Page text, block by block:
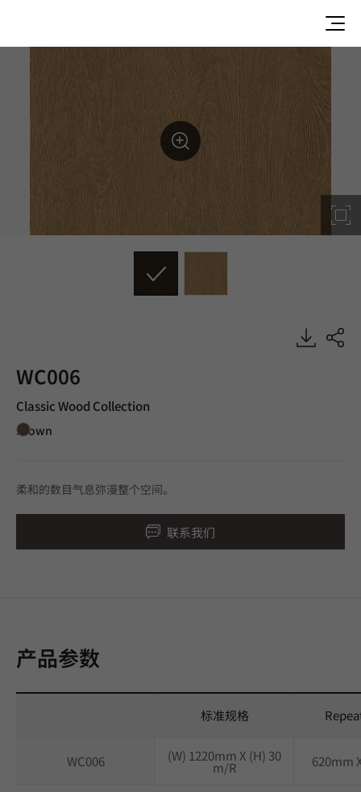
WC006
Classic Wood Collection
Brown
柔和的数目气息弥漫整个空间。
联系我们
产品参数
标准规格
WC006 (W) 1220mm X (H) 30
m/R 620mm